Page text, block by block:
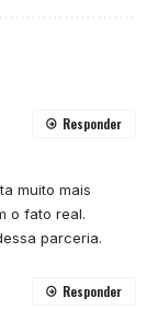
muito mais
o fato real.
parceria.
Responder
Responder